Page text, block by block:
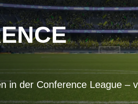
in der Conference League –